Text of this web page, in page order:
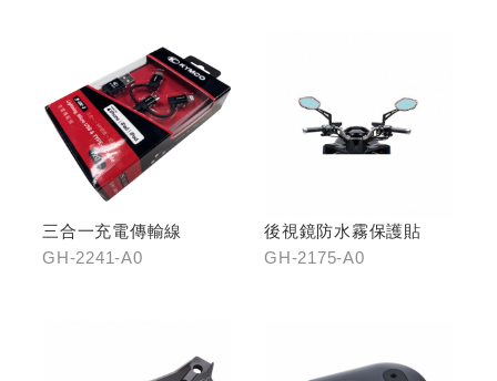
三合一充電傳輸線
GH-2241-A0
後視鏡防水霧保護貼
GH-2175-A0